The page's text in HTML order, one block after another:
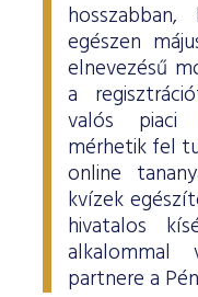
egészen
elnevezésű
a
valós piaci
mérhetik fel
online
kvízek
hivatalos
partnere a